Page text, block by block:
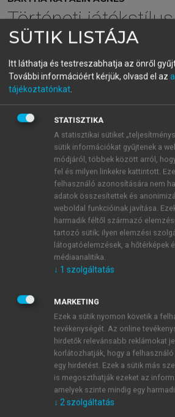
Történeti
gyakorlat
Prielle Kornélia pályafutásának
társadalmi dimenziói
menu_book
Az alakítás ereje
szerepformálás
A Prielle-hagyatékban eddig nem
anyagra, amely a Cora-szerep
valamilyen vonatkozására utalna,
eljátszásának idegtépő hatását
visszaemlékező írásában.
levelében a színésznő egy kedvező
megemlít. A bemutató után egy
játszotta ezt a szerepet, s egy
kelt, Naményi Lajoshoz
következőket írja: „Soha nem
Nváradon helyi kritikákat, de ez
Ödön méltányolta a 47. czikk
reám nézve jutalmazó
volt.” Ebből gyanítható,
SÜTIK LISTÁJA
Itt láthatja és testreszabhatja az önről
További információért kérjük, olvasd el az
tájékoztatónkat.
STATISZTIKA
A statisztikai sütiket
sütik információkat gyűjtenek a
módjáról, többek között arról,
fel és milyen linkekre kattintott.
felhasználó azonosítására nem
adatok összesítettek és
weboldal funkcióinak javítása.
harmadik féltől származó
tartozó sütik; ilyen elemzési
látogatóelemzések, a hőtérképek
médiaanalitika.
↓ 1 szolgáltatás
MARKETING
Ezek a sütik nyomon követik a
tevékenységét. Az online
hirdetők relevánsabb reklámokat
korlátozhatják, hogy a
egy hirdetést. Ezek a sütik más
is megoszthatják ezeket az
amelyek szinte mindig egy
↓ 2szolgáltatás